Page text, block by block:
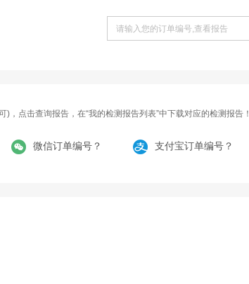
，点击查询报告，在“我的检测报告列表”中下载对应的检测报告！
微信订单编号？ 支付宝订单编号？